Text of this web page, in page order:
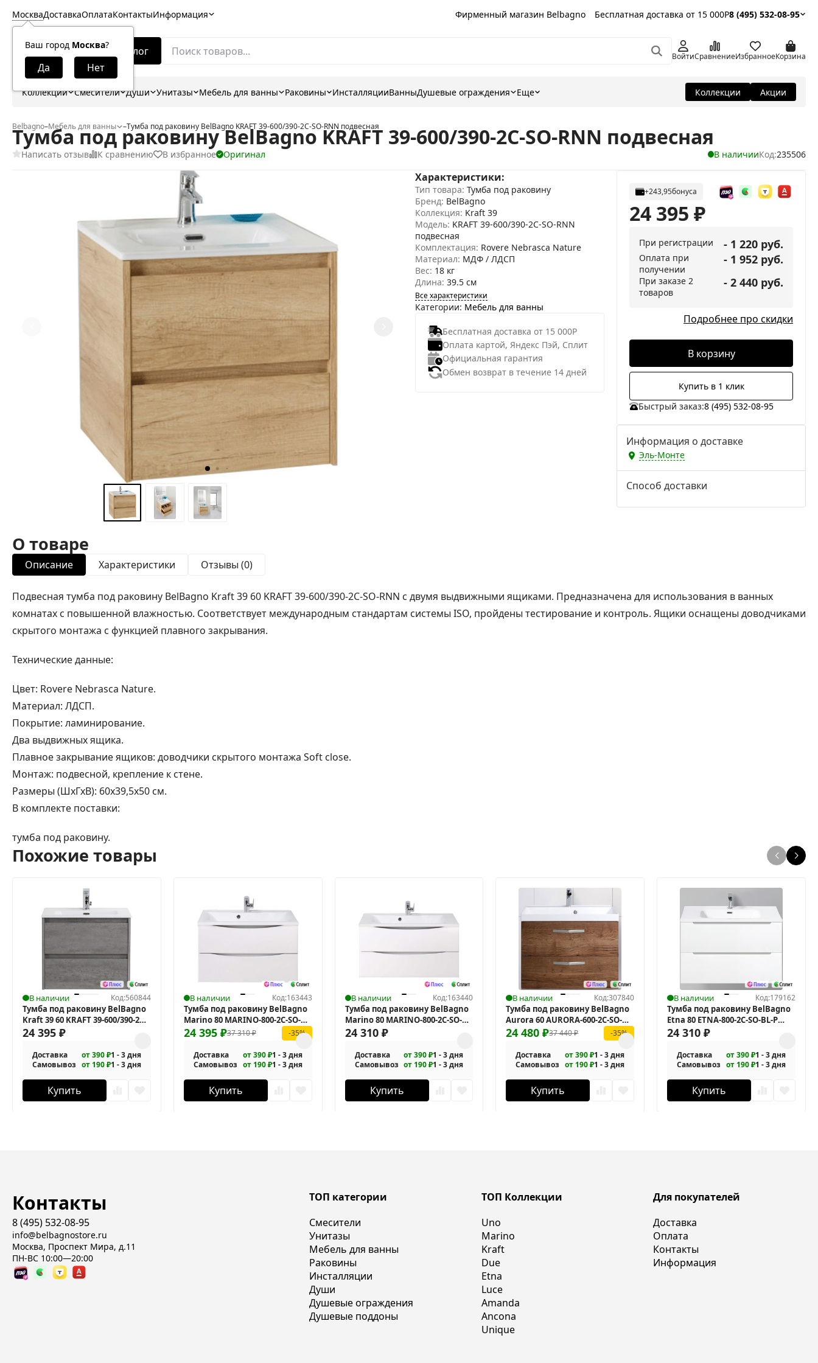
Москва
Ваш город Москва?
ДоставкаОплатаКонтактыИнформация Фирменный магазин Belbagno Бесплатная доставка от 15 000Р8 (495) 532-08-95
Каталог ВойтиСравнениеИзбранноеКорзина
Коллекции Смесители Души Унитазы Мебель для ванны Раковины ИнсталляцииВанныДушевые ограждения Еще Коллекции Акции
Belbagno–Мебель для ванны –Тумба под раковину BelBagno KRAFT 39-600/390-2C-SO-RNN подвесная
Тумба под раковину BelBagno KRAFT 39-600/390-2C-SO-RNN подвесная
Написать отзыв К сравнению В избранное Оригинал В наличииКод:235506
Характеристики:
Тип товара: Тумба под раковину
Бренд: BelBagno
Коллекция: Kraft 39
Модель: KRAFT 39-600/390-2C-SO-RNN
подвесная
Комплектация: Rovere Nebrasca Nature
Материал: МДФ / ЛДСП
Вес: 18 кг
Длина: 39.5 см
Все характеристики
Категории: Мебель для ванны
Бесплатная доставка от 15 000Р
Оплата картой, Яндекс Пэй, Сплит
Официальная гарантия
Обмен возврат в течение 14 дней
+243,95бонуса
24 395 ₽
При регистрации - 1 220 руб.
Оплата при
получении
- 1 952 руб.
При заказе 2
товаров
- 2 440 руб.
Подробнее про скидки
В корзину
Купить в 1 клик
Быстрый заказ:8 (495) 532-08-95
Информация о доставке
Эль-Монте
Способ доставки
О товаре
Описание Характеристики Отзывы (0)
Подвесная тумба под раковину BelBagno Kraft 39 60 KRAFT 39-600/390-2C-SO-RNN с двумя выдвижными ящиками. Предназначена для использования в ванных
комнатах с повышенной влажностью. Соответствует международным стандартам системы ISO, пройдены тестирование и контроль. Ящики оснащены доводчиками
скрытого монтажа с функцией плавного закрывания.
Технические данные:
Цвет: Rovere Nebrasca Nature.
Материал: ЛДСП.
Покрытие: ламинирование.
Два выдвижных ящика.
Плавное закрывание ящиков: доводчики скрытого монтажа Soft close.
Монтаж: подвесной, крепление к стене.
Размеры (ШхГхВ): 60х39,5х50 см.
В комплекте поставки:
тумба под раковину.
Похожие товары
В наличии Код:560844
Тумба под раковину BelBagno
Kraft 39 60 KRAFT 39-600/390-2C-
SO-CG подвесная
24 395 ₽
Доставка от 390 ₽1 - 3 дня
Самовывоз от 190 ₽1 - 3 дня
Купить
В наличии Код:163443
Тумба под раковину BelBagno
Marino 80 MARINO-800-2C-SO-
BO-P подвесная
37 310₽
24 395 ₽ -35%
Доставка от 390 ₽1 - 3 дня
Самовывоз от 190 ₽1 - 3 дня
Купить
В наличии Код:163440
Тумба под раковину BelBagno
Marino 80 MARINO-800-2C-SO-
BL-P подвесная
24 310 ₽
Доставка от 390 ₽1 - 3 дня
Самовывоз от 190 ₽1 - 3 дня
Купить
В наличии Код:307840
Тумба под раковину BelBagno
Aurora 60 AURORA-600-2C-SO-RT
подвесная37 440₽
24 480₽ -35%
Доставка от 390 ₽1 - 3 дня
Самовывоз от 190 ₽1 - 3 дня
Купить
В наличии Код:179162
Тумба под раковину BelBagno
Etna 80 ETNA-800-2C-SO-BL-P
подвесная
24 310₽
Доставка от 390 ₽1 - 3 дня
Самовывоз от 190 ₽1 - 3 дня
Купить
Контакты
8 (495) 532-08-95
info@belbagnostore.ru
Москва, Проспект Мира, д.11
ПН-ВС 10:00—20:00
ТОП категории
Смесители
Унитазы
Мебель для ванны
Раковины
Инсталляции
Души
Душевые ограждения
Душевые поддоны
ТОП Коллекции
Uno
Marino
Kraft
Due
Etna
Luce
Amanda
Ancona
Unique
Для покупателей
Доставка
Оплата
Контакты
Информация